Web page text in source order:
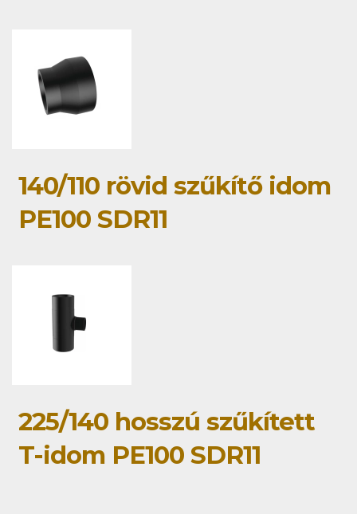
140/110 rövid szűkítő idom
PE100 SDR11
225/140 hosszú szűkített
T-idom PE100 SDR11